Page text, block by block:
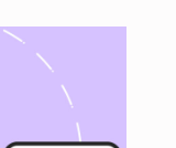
Web